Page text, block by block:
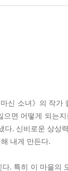
신 소녀》의 작가
으면 어떻게 되는
. 신비로운 상상
내게 만든다.
. 특히 이 마을의